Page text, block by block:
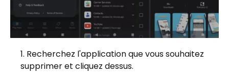
Recherchez l'application que vous souhaitez
supprimer et cliquez dessus.